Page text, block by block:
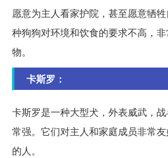
愿意为主人看家护院，甚至愿意牺
种狗狗对环境和饮食的要求不高，
物。
卡斯罗：
卡斯罗是一种大型犬，外表威武，
常强。它们对主人和家庭成员非常
的人。